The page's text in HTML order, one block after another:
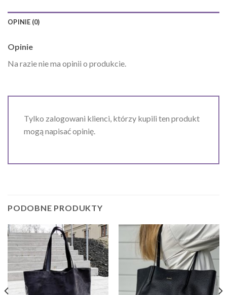
OPINIE (0)
Opinie
Na razie nie ma opinii o produkcie.
Tylko zalogowani klienci, którzy kupili ten produkt
mogą napisać opinię.
PODOBNE PRODUKTY